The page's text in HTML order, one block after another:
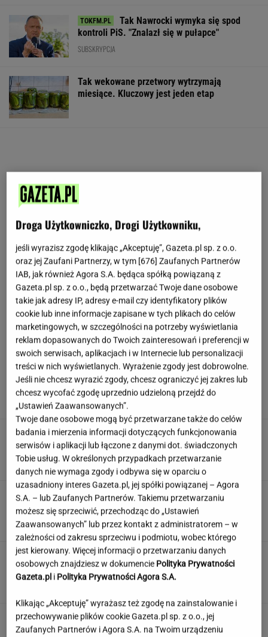
Tak Nawrocki wymyka się spod
kontroli PiS. "Znalazł się w pułapce"
SUBSKRYPCJA
Tak wekowane przetwory wytrzymają
miesiące. Kluczowy jest jeden etap
Wachowicz wraz z Kurzopkami
pożegnała się z "halo tu polsat". Mówi o
zaskoczeniu
MARCIN WOLNIAK
Nowe informacje o mężczyźnie spod Śnieżki.
To Polak
Quiz. Gdzie leży Kapsztad, a gdzie Zurych? To
test dla wyjadaczy!
Nie czekaj, aż będzie za późno. To może
oznaczać, że szkoła przestała służyć dziecku
MATERIAŁ PROMOCYJNY
Partnerka Litewki po jego
śmierci: Niektórzy zlecieli się jak sępy
Droga Użytkowniczko, Drogi Użytkowniku,
jeśli wyrazisz zgodę klikając „Akceptuję”, Gazeta.pl sp. z o.o.
oraz jej Zaufani Partnerzy, w tym [676] Zaufanych Partnerów
IAB, jak również Agora S.A. będąca spółką powiązaną z
Gazeta.pl sp. z o.o., będą przetwarzać Twoje dane osobowe
takie jak adresy IP, adresy e-mail czy identyfikatory plików
cookie lub inne informacje zapisane w tych plikach do celów
marketingowych, w szczególności na potrzeby wyświetlania
reklam dopasowanych do Twoich zainteresowań i preferencji w
swoich serwisach, aplikacjach i w Internecie lub personalizacji
treści w nich wyświetlanych. Wyrażenie zgody jest dobrowolne.
Jeśli nie chcesz wyrazić zgody, chcesz ograniczyć jej zakres lub
chcesz wycofać zgodę uprzednio udzieloną przejdź do
„Ustawień Zaawansowanych”.
Twoje dane osobowe mogą być przetwarzane także do celów
badania i mierzenia informacji dotyczących funkcjonowania
serwisów i aplikacji lub łączone z danymi dot. świadczonych
Tobie usług. W określonych przypadkach przetwarzanie
danych nie wymaga zgody i odbywa się w oparciu o
uzasadniony interes Gazeta.pl, jej spółki powiązanej – Agora
S.A. – lub Zaufanych Partnerów. Takiemu przetwarzaniu
możesz się sprzeciwić, przechodząc do „Ustawień
Zaawansowanych” lub przez kontakt z administratorem – w
zależności od zakresu sprzeciwu i podmiotu, wobec którego
jest kierowany. Więcej informacji o przetwarzaniu danych
osobowych znajdziesz w dokumencie Polityka Prywatności
Gazeta.pl i Polityka Prywatności Agora S.A.
Klikając „Akceptuję” wyrażasz też zgodę na zainstalowanie i
przechowywanie plików cookie Gazeta.pl sp. z o.o., jej
Zaufanych Partnerów i Agora S.A. na Twoim urządzeniu